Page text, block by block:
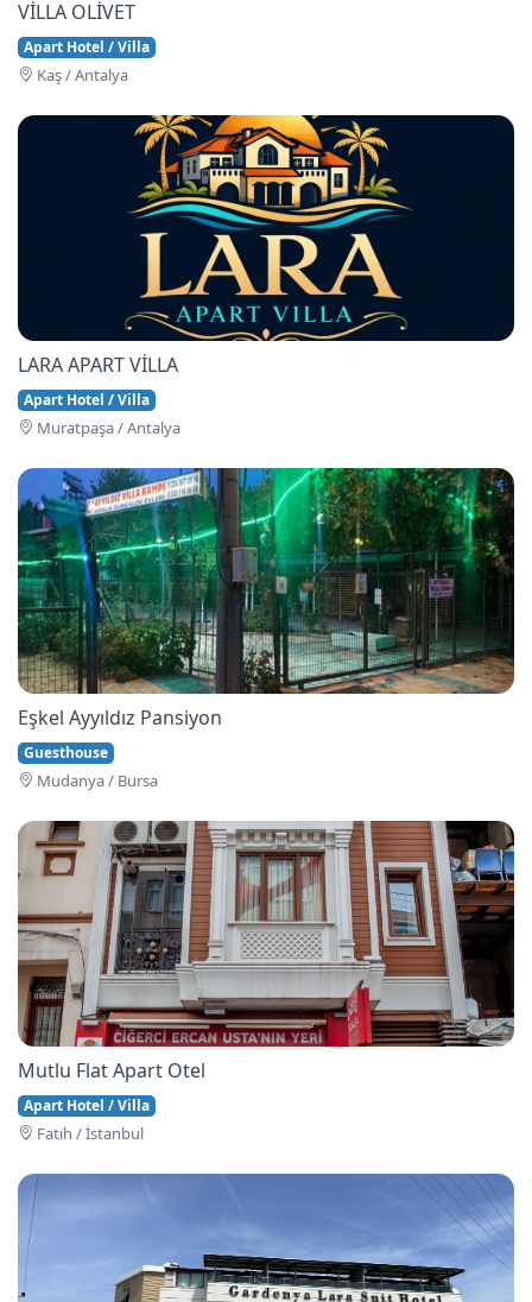
VİLLA OLİVET
Apart Hotel / Villa
Kaş / Antalya
LARA APART VİLLA
Apart Hotel / Villa
Muratpaşa / Antalya
Eşkel Ayyıldız Pansiyon
Guesthouse
Mudanya / Bursa
Mutlu Flat Apart Otel
Apart Hotel / Villa
Fati̇h / İstanbul